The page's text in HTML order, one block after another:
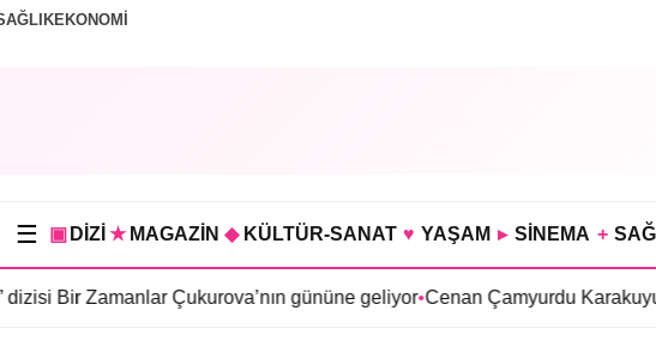
EKONOMİ
☰ ▣ DİZİ ★ MAGAZİN ◆ KÜLTÜR-SANAT ♥ YAŞAM ▸ SİNEMA +
Çukurova’nın gününe geliyor•Cenan Çamyurdu Karakuyu